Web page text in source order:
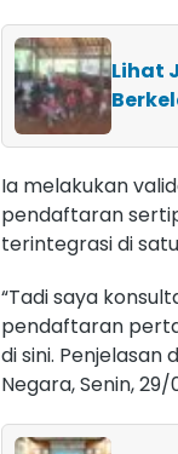
Lihat
Ia melakukan
pendaftaran
terintegrasi di
“Tadi saya
pendaftaran
di sini. Penjelasan
Negara, Senin,